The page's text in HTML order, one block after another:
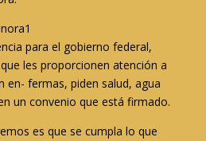
para el gobierno federal,
les proporcionen atención a
en- fermas, piden salud, agua
un convenio que está firmado.
es que se cumpla lo que